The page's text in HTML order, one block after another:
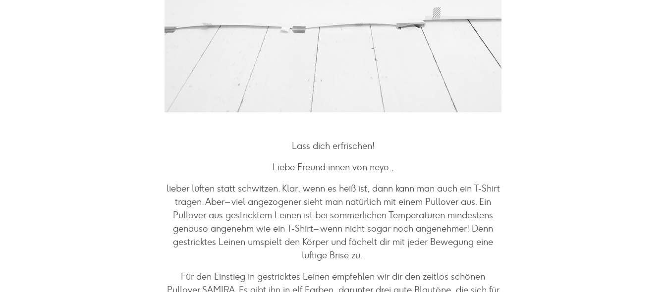
Lass dich erfrischen!
Liebe Freund:innen von neyo.,
lieber lüften statt schwitzen. Klar, wenn es heiß ist, dann kann man auch ein T-Shirt
tragen. Aber – viel angezogener sieht man natürlich mit einem Pullover aus. Ein
Pullover aus gestricktem Leinen ist bei sommerlichen Temperaturen mindestens
genauso angenehm wie ein T-Shirt – wenn nicht sogar noch angenehmer! Denn
gestricktes Leinen umspielt den Körper und fächelt dir mit jeder Bewegung eine
luftige Brise zu.
Für den Einstieg in gestricktes Leinen empfehlen wir dir den zeitlos schönen